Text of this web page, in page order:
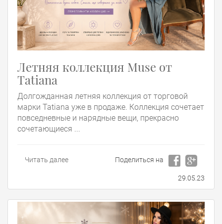
Летняя коллекция Muse от
Tatiana
Долгожданная летняя коллекция от торговой
марки Tatiana уже в продаже. Коллекция сочетает
повседневные и нарядные вещи, прекрасно
сочетающиеся ...
Читать далее Поделиться на
29.05.23